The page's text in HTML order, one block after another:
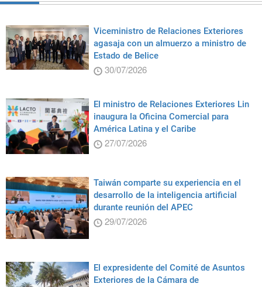
Viceministro de Relaciones Exteriores
agasaja con un almuerzo a ministro de
Estado de Belice
30/07/2026
El ministro de Relaciones Exteriores Lin
inaugura la Oficina Comercial para
América Latina y el Caribe
27/07/2026
Taiwán comparte su experiencia en el
desarrollo de la inteligencia artificial
durante reunión del APEC
29/07/2026
El expresidente del Comité de Asuntos
Exteriores de la Cámara de